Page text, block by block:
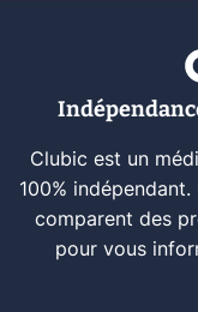
Clubic est un
100%
comparent des
pour vous